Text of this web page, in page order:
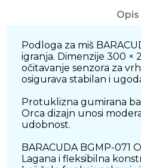
Opis
Podloga za miš
igranja. Dimenzije 300
očitavanje senzora za
osigurava stabilan i
Protuklizna gumirana
Orca dizajn unosi
udobnost.
BARACUDA BGMP-
Lagana i fleksibilna